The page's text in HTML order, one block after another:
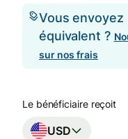
Vous envoyez
équivalent ?
sur nos frais
Le bénéficiaire reçoit
USD